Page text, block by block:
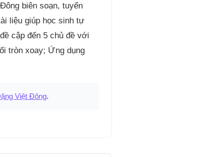
biên soạn, tuyển
liệu giúp học sinh tự
cập đến 5 chủ đề với
tròn xoay; Ứng dụng
Việt Đông.